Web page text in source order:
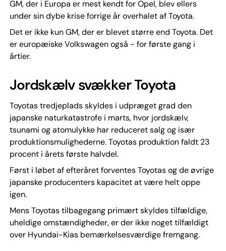
GM, der i Europa er mest kendt for Opel, blev ellers
under sin dybe krise forrige år overhalet af Toyota.
Det er ikke kun GM, der er blevet større end Toyota. Det
er europæiske Volkswagen også - for første gang i
årtier.
Jordskælv svækker Toyota
Toyotas tredjeplads skyldes i udpræget grad den
japanske naturkatastrofe i marts, hvor jordskælv,
tsunami og atomulykke har reduceret salg og især
produktionsmulighederne. Toyotas produktion faldt 23
procent i årets første halvdel.
Først i løbet af efteråret forventes Toyotas og de øvrige
japanske producenters kapacitet at være helt oppe
igen.
Mens Toyotas tilbagegang primært skyldes tilfældige,
uheldige omstændigheder, er der ikke noget tilfældigt
over Hyundai-Kias bemærkelsesværdige fremgang.